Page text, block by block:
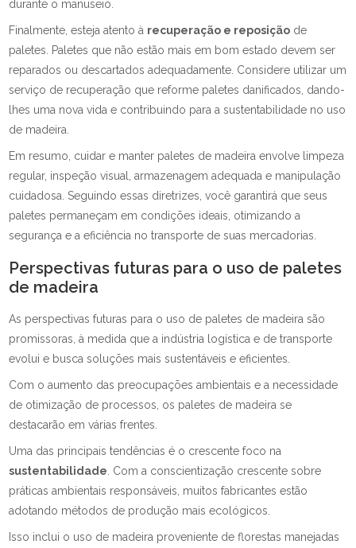
durante o manuseio.
Finalmente, esteja atento à recuperação e reposição de
paletes. Paletes que não estão mais em bom estado devem ser
reparados ou descartados adequadamente. Considere utilizar um
serviço de recuperação que reforme paletes danificados, dando-
lhes uma nova vida e contribuindo para a sustentabilidade no uso
de madeira.
Em resumo, cuidar e manter paletes de madeira envolve limpeza
regular, inspeção visual, armazenagem adequada e manipulação
cuidadosa. Seguindo essas diretrizes, você garantirá que seus
paletes permaneçam em condições ideais, otimizando a
segurança e a eficiência no transporte de suas mercadorias.
Perspectivas futuras para o uso de paletes
de madeira
As perspectivas futuras para o uso de paletes de madeira são
promissoras, à medida que a indústria logística e de transporte
evolui e busca soluções mais sustentáveis e eficientes.
Com o aumento das preocupações ambientais e a necessidade
de otimização de processos, os paletes de madeira se
destacarão em várias frentes.
Uma das principais tendências é o crescente foco na
sustentabilidade . Com a conscientização crescente sobre
práticas ambientais responsáveis, muitos fabricantes estão
adotando métodos de produção mais ecológicos.
Isso inclui o uso de madeira proveniente de florestas manejadas